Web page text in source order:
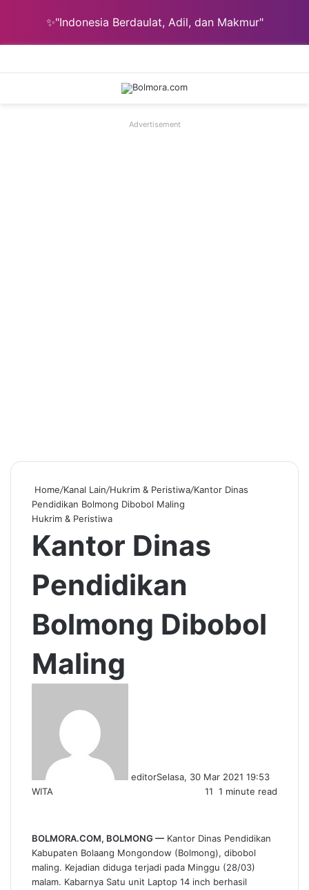
✨"Indonesia Berdaulat, Adil, dan Makmur"
Advertisement
Home/Kanal Lain/Hukrim & Peristiwa/Kantor Dinas
Pendidikan Bolmong Dibobol Maling
Hukrim & Peristiwa
Kantor Dinas
Pendidikan
Bolmong Dibobol
Maling
editorSelasa, 30 Mar 2021 19:53
WITA
11 1 minute read
BOLMORA.COM, BOLMONG — Kantor Dinas Pendidikan
Kabupaten Bolaang Mongondow (Bolmong), dibobol
maling. Kejadian diduga terjadi pada Minggu (28/03)
malam. Kabarnya Satu unit Laptop 14 inch berhasil